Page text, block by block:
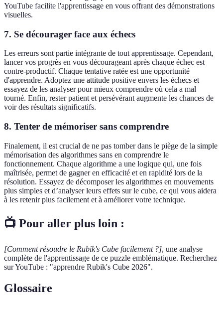
YouTube facilite l'apprentissage en vous offrant des démonstrations
visuelles.
7. Se décourager face aux échecs
Les erreurs sont partie intégrante de tout apprentissage. Cependant,
lancer vos progrès en vous décourageant après chaque échec est
contre-productif. Chaque tentative ratée est une opportunité
d'apprendre. Adoptez une attitude positive envers les échecs et
essayez de les analyser pour mieux comprendre où cela a mal
tourné. Enfin, rester patient et persévérant augmente les chances de
voir des résultats significatifs.
8. Tenter de mémoriser sans comprendre
Finalement, il est crucial de ne pas tomber dans le piège de la simple
mémorisation des algorithmes sans en comprendre le
fonctionnement. Chaque algorithme a une logique qui, une fois
maîtrisée, permet de gagner en efficacité et en rapidité lors de la
résolution. Essayez de décomposer les algorithmes en mouvements
plus simples et d’analyser leurs effets sur le cube, ce qui vous aidera
à les retenir plus facilement et à améliorer votre technique.
📺 Pour aller plus loin :
[Comment résoudre le Rubik's Cube facilement ?], une analyse
complète de l'apprentissage de ce puzzle emblématique. Recherchez
sur YouTube : "apprendre Rubik's Cube 2026".
Glossaire